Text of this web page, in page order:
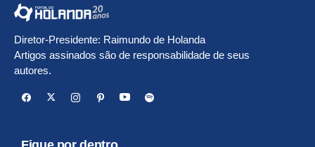
Diretor-Presidente: Raimundo de Holanda
Artigos assinados são de responsabilidade de seus
autores.